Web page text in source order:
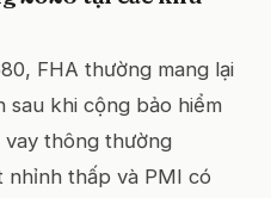
FHA thường mang lại
khi cộng bảo hiểm
thông thường
nhỉnh thấp và PMI có